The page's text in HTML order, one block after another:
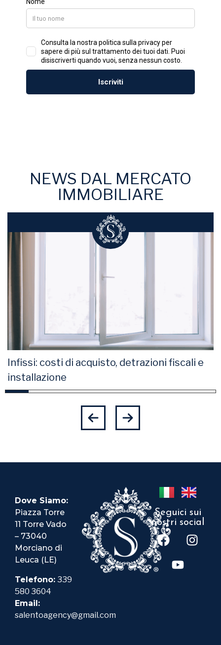
NEWS DAL MERCATO
IMMOBILIARE
Infissi: costi di acquisto, detrazioni fiscali e
installazione
Dove Siamo:
Piazza Torre
11 Torre Vado
– 73040
Morciano di
Leuca (LE)
Telefono: 339
580 3604
Email:
salentoagency@gmail.com
Seguici sui
nostri social